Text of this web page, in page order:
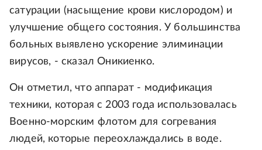
сатурации (насыщение крови кислородом) и
улучшение общего состояния. У большинства
больных выявлено ускорение элиминации
вирусов, - сказал Оникиенко.
Он отметил, что аппарат - модификация
техники, которая с 2003 года использовалась
Военно-морским флотом для согревания
людей, которые переохлаждались в воде.